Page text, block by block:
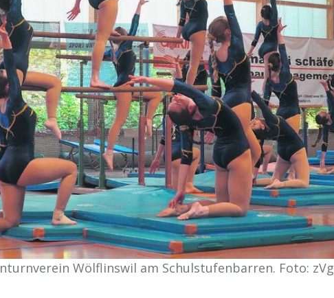
Wölflinswil am Schulstufenbarren. Foto: zVg